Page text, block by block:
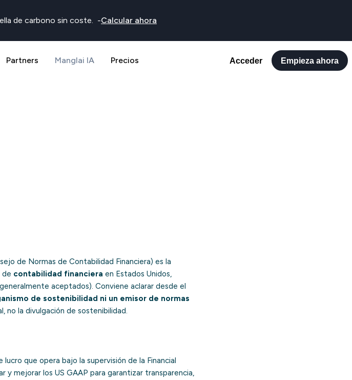
de carbono sin coste. -Calcular ahora
Partners Manglai IA Precios Acceder Empieza ahora
de Normas de Contabilidad Financiera) es la
de contabilidad financiera en Estados Unidos,
aceptados). Conviene aclarar desde el
de sostenibilidad ni un emisor de normas
no la divulgación de sostenibilidad.
que opera bajo la supervisión de la Financial
y mejorar los US GAAP para garantizar transparencia,